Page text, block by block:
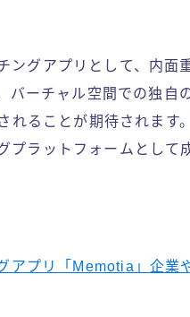
ングアプリとして、内面
バーチャル空間での独自
れることが期待されます
ラットフォームとして
アプリ「Memotia」企業